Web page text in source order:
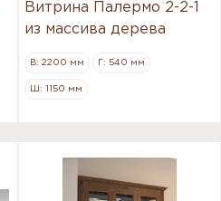
Витрина Палермо 2-2-1
из массива дерева
В: 2200 мм Г: 540 мм
Ш: 1150 мм